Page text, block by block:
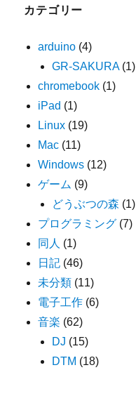
カテゴリー
arduino (4)
GR-SAKURA(1)
chromebook (1)
iPad (1)
Linux (19)
Mac (11)
Windows (12)
ゲーム (9)
どうぶつの森 (1)
プログラミング (7)
同人 (1)
日記 (46)
未分類 (11)
電子工作 (6)
音楽 (62)
DJ (15)
DTM (18)